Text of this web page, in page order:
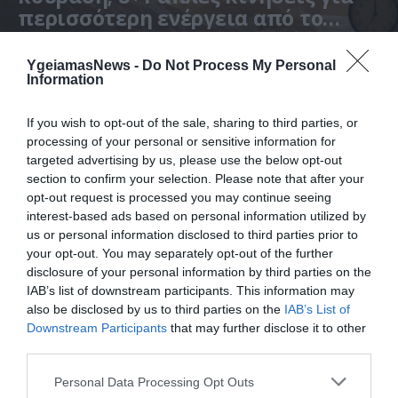
YgeiamasNews - Do Not Process My Personal
Information
If you wish to opt-out of the sale, sharing to third parties, or
processing of your personal or sensitive information for
targeted advertising by us, please use the below opt-out
section to confirm your selection. Please note that after your
opt-out request is processed you may continue seeing
interest-based ads based on personal information utilized by
us or personal information disclosed to third parties prior to
your opt-out. You may separately opt-out of the further
disclosure of your personal information by third parties on the
IAB’s list of downstream participants. This information may
also be disclosed by us to third parties on the IAB’s List of
Downstream Participants that may further disclose it to other
Please note that this website/app uses one or more Google
Personal Data Processing Opt Outs
περισσότερη ενέργεια από το
πρωί
31.07.2026 15:11
Το σημάδι στο πόδι που μπορεί να κρύβει
θρόμβωση